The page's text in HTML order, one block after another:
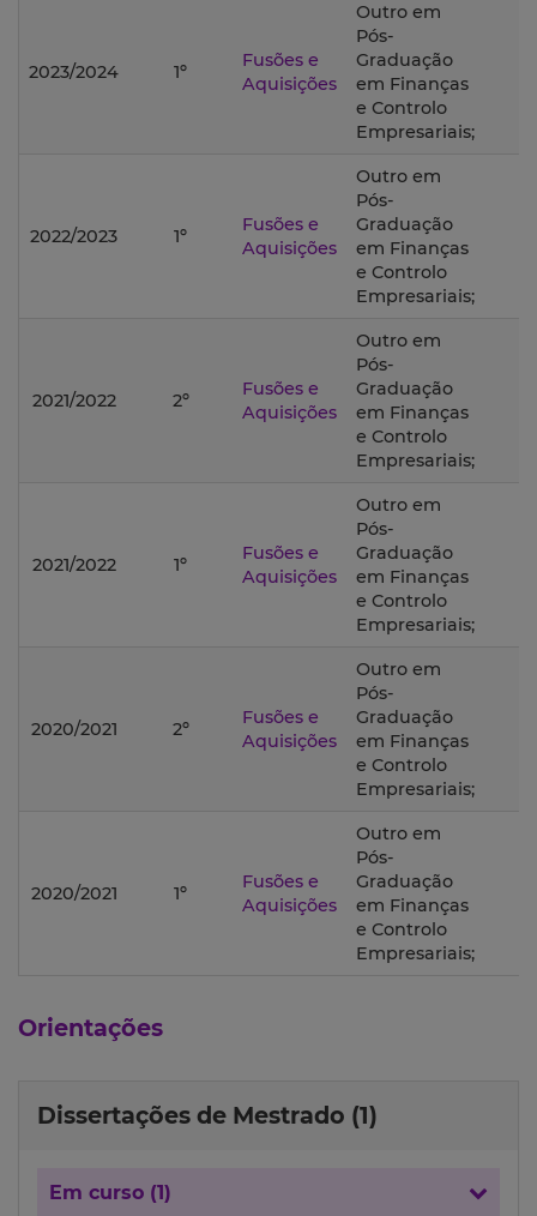
2023/2024 1º
Fusões e
Aquisições
Outro em
Pós-
Graduação
em Finanças
e Controlo
Empresariais;
2022/2023 1º
Fusões e
Aquisições
Outro em
Pós-
Graduação
em Finanças
e Controlo
Empresariais;
2021/2022 2º
Fusões e
Aquisições
Outro em
Pós-
Graduação
em Finanças
e Controlo
Empresariais;
2021/2022 1º
Fusões e
Aquisições
Outro em
Pós-
Graduação
em Finanças
e Controlo
Empresariais;
2020/2021 2º
Fusões e
Aquisições
Outro em
Pós-
Graduação
em Finanças
e Controlo
Empresariais;
2020/2021 1º
Fusões e
Aquisições
Outro em
Pós-
Graduação
em Finanças
e Controlo
Empresariais;
Orientações
Dissertações de Mestrado (1)
Em curso (1)